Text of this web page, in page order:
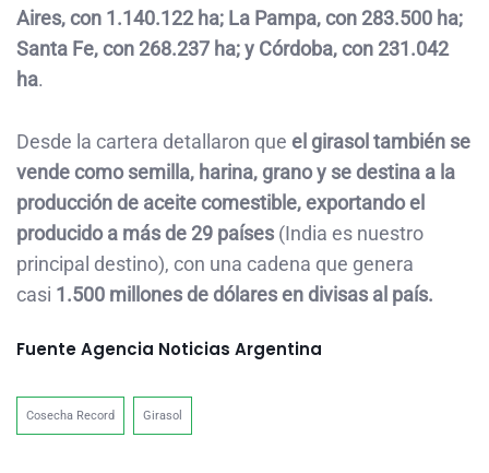
Aires, con 1.140.122 ha; La Pampa, con 283.500 ha;
Santa Fe, con 268.237 ha; y Córdoba, con 231.042
ha.
Desde la cartera detallaron que el girasol también se
vende como semilla, harina, grano y se destina a la
producción de aceite comestible, exportando el
producido a más de 29 países (India es nuestro
principal destino), con una cadena que genera
casi 1.500 millones de dólares en divisas al país.
Fuente Agencia Noticias Argentina
Cosecha Record Girasol